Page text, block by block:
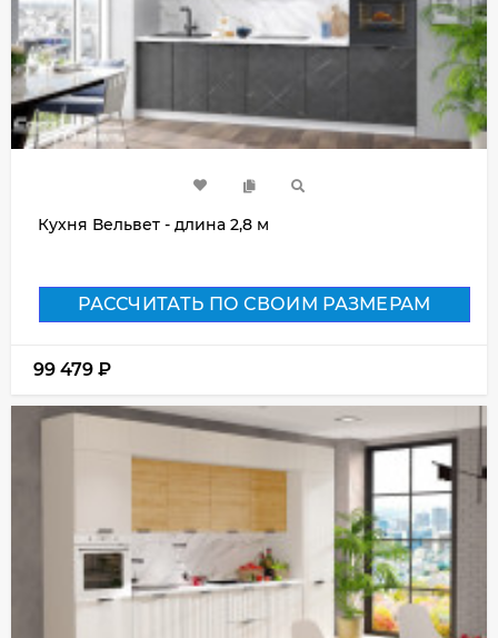
Кухня Вельвет - длина 2,8 м
РАССЧИТАТЬ ПО СВОИМ РАЗМЕРАМ
99 479 ₽